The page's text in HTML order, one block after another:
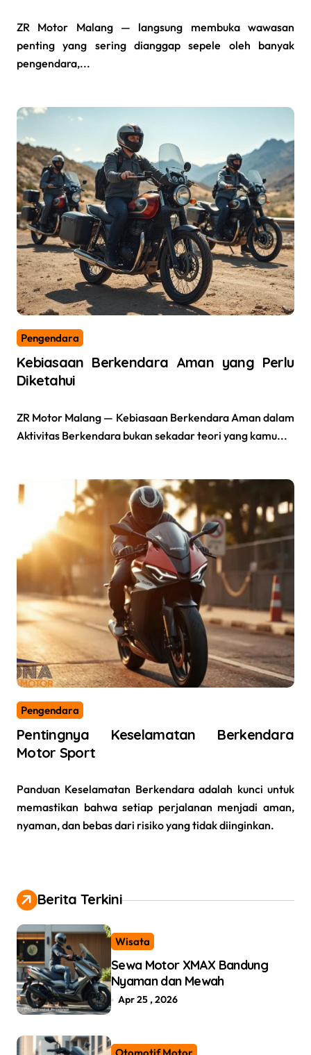
ZR Motor Malang — langsung membuka wawasan
penting yang sering dianggap sepele oleh banyak
pengendara,...
Pengendara
Kebiasaan Berkendara Aman yang Perlu
Diketahui
ZR Motor Malang — Kebiasaan Berkendara Aman dalam
Aktivitas Berkendara bukan sekadar teori yang kamu...
Pengendara
Pentingnya Keselamatan Berkendara
Motor Sport
Panduan Keselamatan Berkendara adalah kunci untuk
memastikan bahwa setiap perjalanan menjadi aman,
nyaman, dan bebas dari risiko yang tidak diinginkan.
Berita Terkini
Wisata
Sewa Motor XMAX Bandung
Nyaman dan Mewah
Apr 25 , 2026